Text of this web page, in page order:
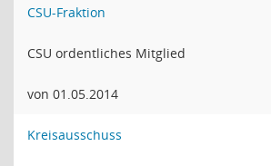
CSU-Fraktion
CSU ordentliches Mitglied
von 01.05.2014
Kreisausschuss